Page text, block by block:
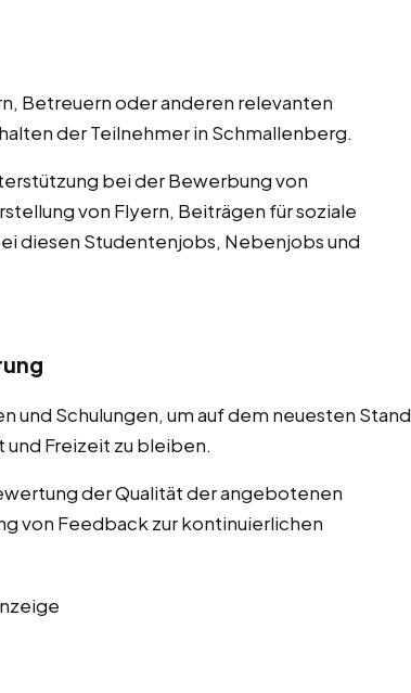
Betreuern oder anderen relevanten
der Teilnehmer in Schmallenberg.
bei der Bewerbung von
von Flyern, Beiträgen für soziale
diesen Studentenjobs, Nebenjobs und
und Schulungen, um auf dem neuesten Stand
und Freizeit zu bleiben.
der Qualität der angebotenen
von Feedback zur kontinuierlichen